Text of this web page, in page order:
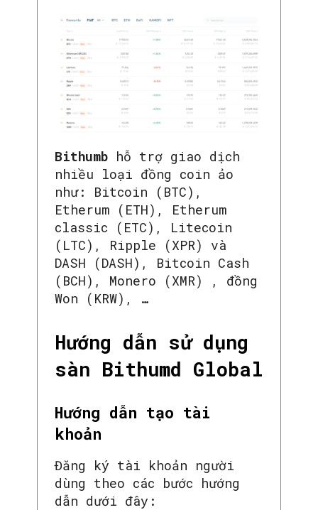
Bithumb hỗ trợ giao dịch
nhiều loại đồng coin ảo
như: Bitcoin (BTC),
Etherum (ETH), Etherum
classic (ETC), Litecoin
(LTC), Ripple (XPR) và
DASH (DASH), Bitcoin Cash
(BCH), Monero (XMR) , đồng
Won (KRW), …
Hướng dẫn sử dụng
sàn Bithumd Global
Hướng dẫn tạo tài
khoản
Đăng ký tài khoản người
dùng theo các bước hướng
dẫn dưới đây: